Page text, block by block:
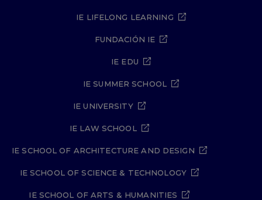
IE LIFELONG LEARNING
FUNDACIÓN IE
IE EDU
IE SUMMER SCHOOL
IE UNIVERSITY
IE LAW SCHOOL
IE SCHOOL OF ARCHITECTURE AND DESIGN
IE SCHOOL OF SCIENCE & TECHNOLOGY
IE SCHOOL OF ARTS & HUMANITIES